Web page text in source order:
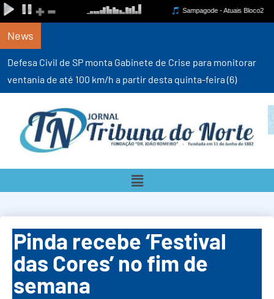
News
Defesa Civil de SP monta Gabinete de Crise para monitorar
ventania de até 100 km/h a partir desta quinta-feira (6)
Pinda recebe ‘Festival
das Cores’ no fim de
semana